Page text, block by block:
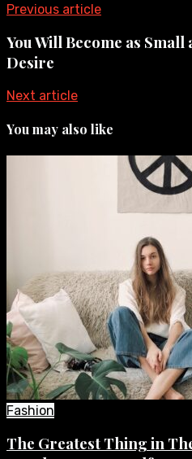
Previous article
You Will Become as
Desire
Next article
You may also like
Fashion
The Greatest Thing in